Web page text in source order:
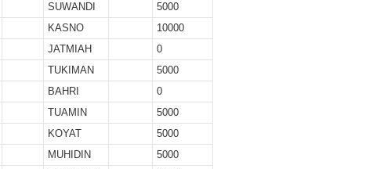
SUWANDI
5000
KASNO
10000
JATMIAH
0
TUKIMAN
5000
BAHRI
0
TUAMIN
5000
KOYAT
5000
MUHIDIN
5000